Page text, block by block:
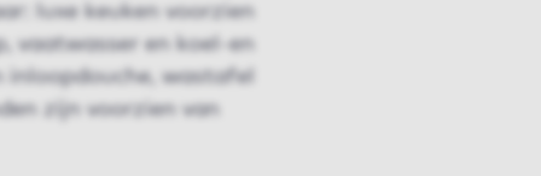
luxe keuken voorzien
vaatwasser en koel-en
inloopdouche, wastafel
zijn voorzien van